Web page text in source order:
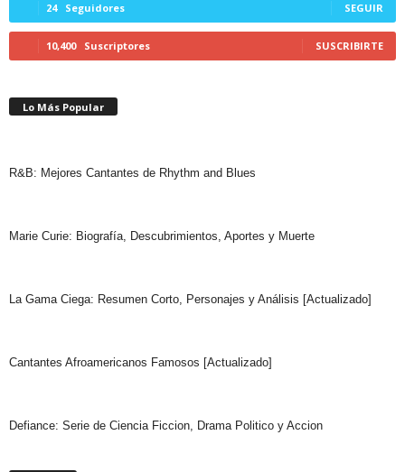
24 Seguidores SEGUIR
10,400 Suscriptores SUSCRIBIRTE
Lo Más Popular
R&B: Mejores Cantantes de Rhythm and Blues
Marie Curie: Biografía, Descubrimientos, Aportes y Muerte
La Gama Ciega: Resumen Corto, Personajes y Análisis [Actualizado]
Cantantes Afroamericanos Famosos [Actualizado]
Defiance: Serie de Ciencia Ficcion, Drama Politico y Accion